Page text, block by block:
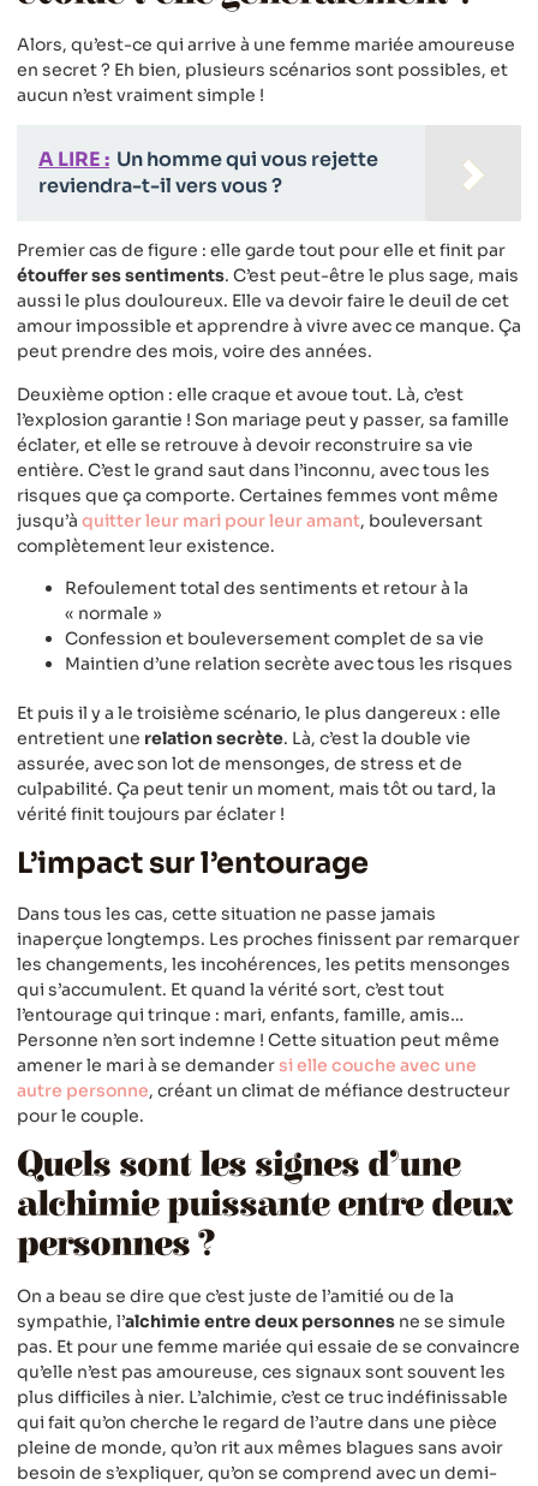
Alors, qu’est-ce qui arrive à une femme mariée amoureuse
en secret ? Eh bien, plusieurs scénarios sont possibles, et
aucun n’est vraiment simple !
A LIRE : Un homme qui vous rejette
reviendra-t-il vers vous ?
Premier cas de figure : elle garde tout pour elle et finit par
étouffer ses sentiments. C’est peut-être le plus sage, mais
aussi le plus douloureux. Elle va devoir faire le deuil de cet
amour impossible et apprendre à vivre avec ce manque. Ça
peut prendre des mois, voire des années.
Deuxième option : elle craque et avoue tout. Là, c’est
l’explosion garantie ! Son mariage peut y passer, sa famille
éclater, et elle se retrouve à devoir reconstruire sa vie
entière. C’est le grand saut dans l’inconnu, avec tous les
risques que ça comporte. Certaines femmes vont même
jusqu’à quitter leur mari pour leur amant, bouleversant
complètement leur existence.
Refoulement total des sentiments et retour à la
« normale »
Confession et bouleversement complet de sa vie
Maintien d’une relation secrète avec tous les risques
Et puis il y a le troisième scénario, le plus dangereux : elle
entretient une relation secrète. Là, c’est la double vie
assurée, avec son lot de mensonges, de stress et de
culpabilité. Ça peut tenir un moment, mais tôt ou tard, la
vérité finit toujours par éclater !
L’impact sur l’entourage
Dans tous les cas, cette situation ne passe jamais
inaperçue longtemps. Les proches finissent par remarquer
les changements, les incohérences, les petits mensonges
qui s’accumulent. Et quand la vérité sort, c’est tout
l’entourage qui trinque : mari, enfants, famille, amis…
Personne n’en sort indemne ! Cette situation peut même
amener le mari à se demandersi elle couche avec une
autre personne, créant un climat de méfiance destructeur
pour le couple.
Quels sont les signes d’une
alchimie puissante entre deux
personnes ?
On a beau se dire que c’est juste de l’amitié ou de la
sympathie, l’alchimie entre deux personnes ne se simule
pas. Et pour une femme mariée qui essaie de se convaincre
qu’elle n’est pas amoureuse, ces signaux sont souvent les
plus difficiles à nier. L’alchimie, c’est ce truc indéfinissable
qui fait qu’on cherche le regard de l’autre dans une pièce
pleine de monde, qu’on rit aux mêmes blagues sans avoir
besoin de s’expliquer, qu’on se comprend avec un demi-